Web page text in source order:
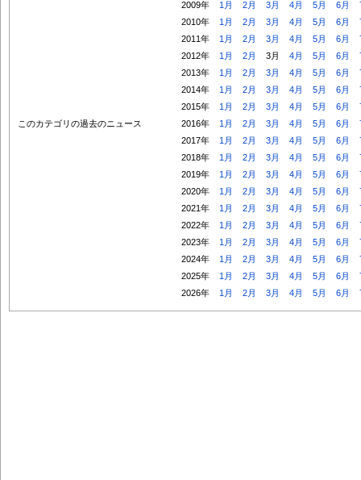
このカテゴリの過去のニュース
2009年 1月 2月 3月 4月 5月 6月
2010年
1月 2月 3月 4月 5月 6月
2011年
1月 2月 3月 4月 5月 6月
2012年
1月 2月 3月 4月 5月 6月
2013年
1月 2月 3月 4月 5月 6月
2014年
1月 2月 3月 4月 5月 6月
2015年
1月 2月 3月 4月 5月 6月
2016年
1月 2月 3月 4月 5月 6月
2017年
1月 2月 3月 4月 5月 6月
2018年
1月 2月 3月 4月 5月 6月
2019年
1月 2月 3月 4月 5月 6月
2020年
1月 2月 3月 4月 5月 6月
2021年
1月 2月 3月 4月 5月 6月
2022年
1月 2月 3月 4月 5月 6月
2023年
1月 2月 3月 4月 5月 6月
2024年
1月 2月 3月 4月 5月 6月
2025年
1月 2月 3月 4月 5月 6月
2026年
1月 2月 3月 4月 5月 6月